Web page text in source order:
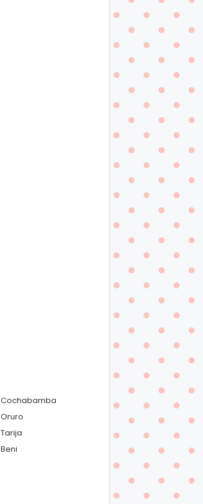
Cochabamba
Oruro
Tarija
Beni